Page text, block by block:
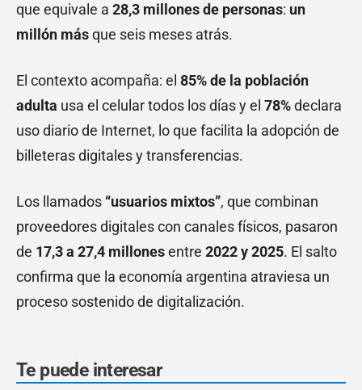
que equivale a 28,3 millones de personas: un
millón másque seis meses atrás.
El contexto acompaña: el 85% de la población
adulta usa el celular todos los días y el 78%declara
uso diario de Internet, lo que facilita la adopción de
billeteras digitales y transferencias.
Los llamados “usuarios mixtos”, que combinan
proveedores digitales con canales físicos, pasaron
de 17,3 a 27,4 millonesentre 2022 y 2025. El salto
confirma que la economía argentina atraviesa un
proceso sostenido de digitalización.
Te puede interesar